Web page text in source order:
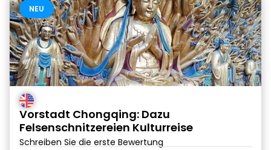
NEU
Vorstadt Chongqing: Dazu
Felsenschnitzereien Kulturreise
Schreiben Sie die erste Bewertung